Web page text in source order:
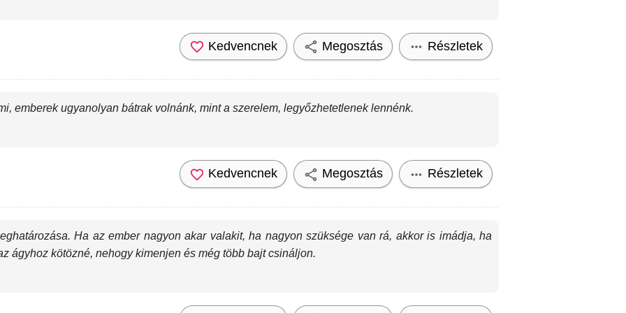
Kedvencnek Megosztás Részletek
emberek ugyanolyan bátrak volnánk, mint a szerelem, legyőzhetetlenek lennénk.
Kedvencnek Megosztás Részletek
Ha az ember nagyon akar valakit, ha nagyon szüksége van rá, akkor is imádja, ha
ágyhoz kötözné, nehogy kimenjen és még több bajt csináljon.